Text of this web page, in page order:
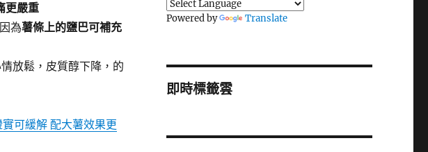
更嚴重
為薯條上的鹽巴可補充
放鬆，皮質醇下降，的
可緩解 配大薯效果更
Powered by Translate
即時標籤雲